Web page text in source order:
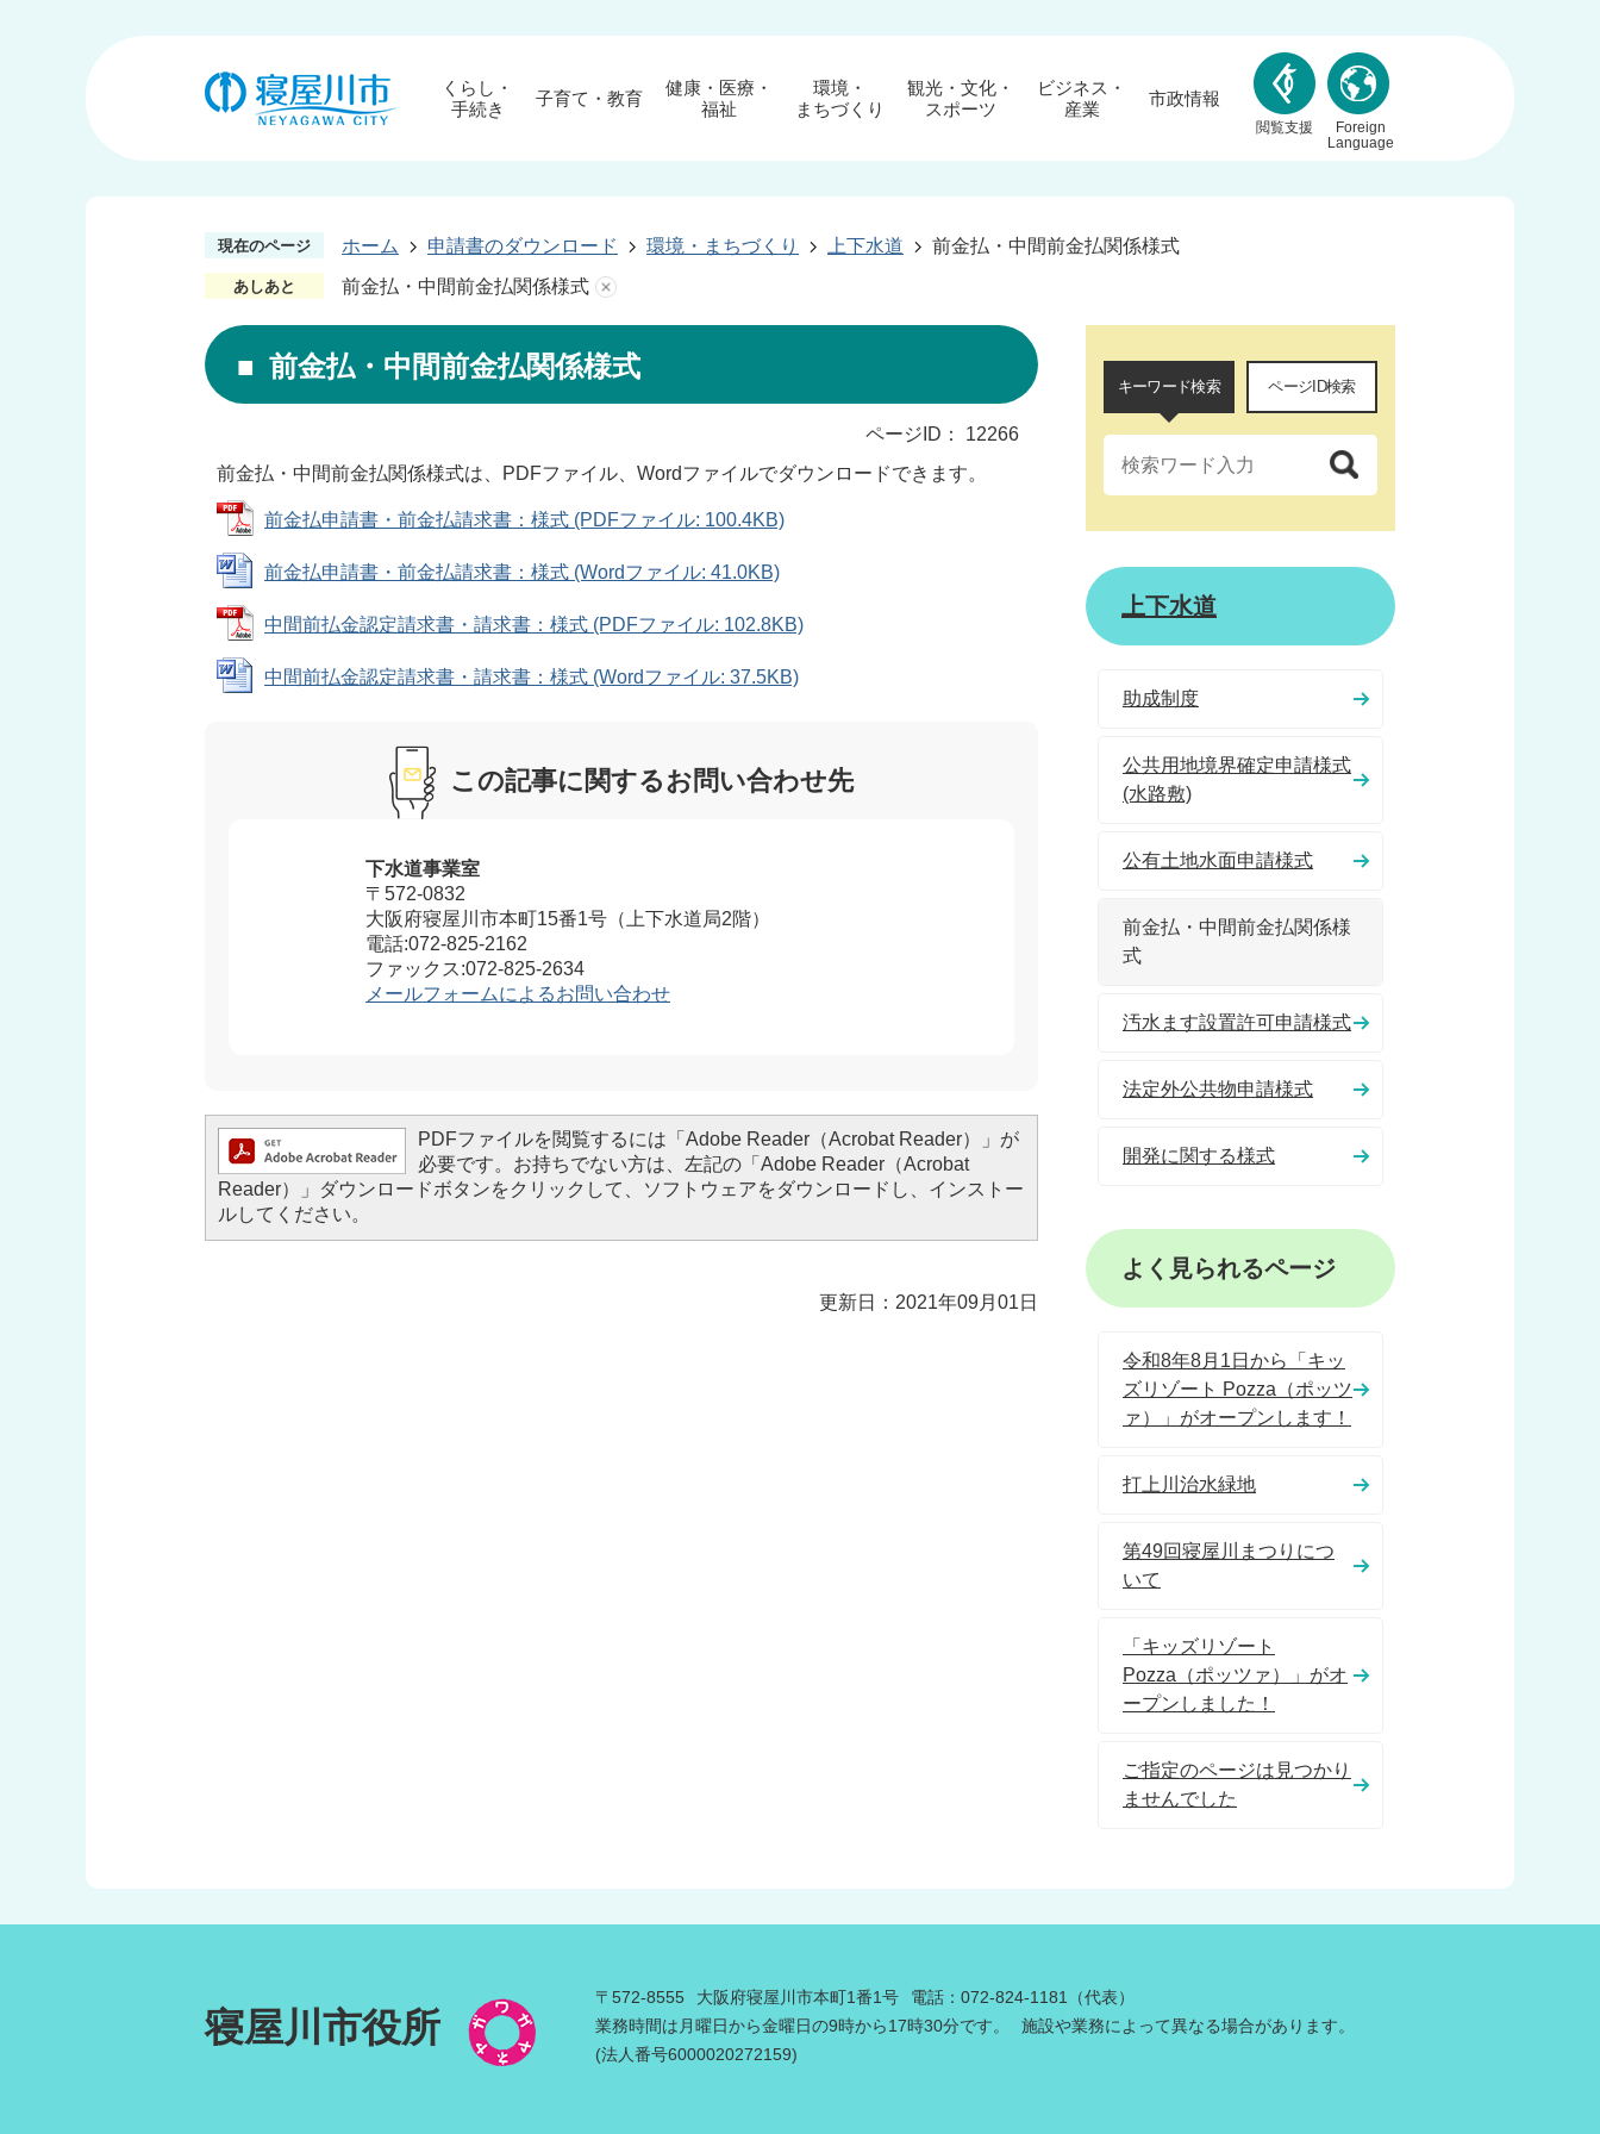
くらし・
手続き
子育て・教育
健康・医療・
福祉
環境・
まちづくり
観光・文化・
スポーツ
ビジネス・
産業
市政情報
閲覧支援
Foreign
Language
現在のページ ホーム 申請書のダウンロード 環境・まちづくり 上下水道 前金払・中間前金払関係様式
あしあと 前金払・中間前金払関係様式
前金払・中間前金払関係様式
ページID：
12266
前金払・中間前金払関係様式は、PDFファイル、Wordファイルでダウンロードできます。
前金払申請書・前金払請求書：様式 (PDFファイル: 100.4KB)
前金払申請書・前金払請求書：様式 (Wordファイル: 41.0KB)
中間前払金認定請求書・請求書：様式 (PDFファイル: 102.8KB)
中間前払金認定請求書・請求書：様式 (Wordファイル: 37.5KB)
この記事に関するお問い合わせ先
下水道事業室
〒572-0832
大阪府寝屋川市本町15番1号（上下水道局2階）
電話:072-825-2162
ファックス:072-825-2634
メールフォームによるお問い合わせ
PDFファイルを閲覧するには「Adobe Reader（Acrobat Reader）」が
必要です。お持ちでない方は、左記の「Adobe Reader（Acrobat
Reader）」ダウンロードボタンをクリックして、ソフトウェアをダウンロードし、インストー
ルしてください。
更新日：2021年09月01日
キーワード検索 ページID検索
上下水道
助成制度
公共用地境界確定申請様式
(水路敷)
公有土地水面申請様式
前金払・中間前金払関係様
式
汚水ます設置許可申請様式
法定外公共物申請様式
開発に関する様式
よく見られるページ
令和8年8月1日から「キッ
ズリゾート Pozza（ポッツ
ァ）」がオープンします！
打上川治水緑地
第49回寝屋川まつりにつ
いて
「キッズリゾート
Pozza（ポッツァ）」がオ
ープンしました！
ご指定のページは見つかり
ませんでした
寝屋川市役所
〒572-8555 大阪府寝屋川市本町1番1号
電話：072-824-1181（代表）
業務時間は月曜日から金曜日の9時から17時30分です。
施設や業務によって異なる場合があります。
(法人番号6000020272159)